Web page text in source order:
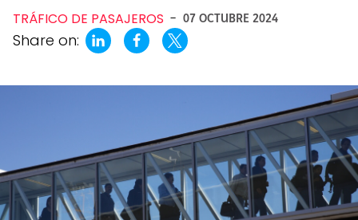
TRÁFICO DE PASAJEROS - 07 OCTUBRE 2024
Share on: